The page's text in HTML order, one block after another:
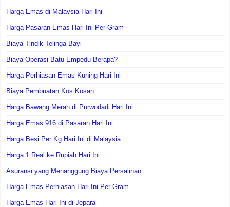
Harga Emas di Malaysia Hari Ini
Harga Pasaran Emas Hari Ini Per Gram
Biaya Tindik Telinga Bayi
Biaya Operasi Batu Empedu Berapa?
Harga Perhiasan Emas Kuning Hari Ini
Biaya Pembuatan Kos Kosan
Harga Bawang Merah di Purwodadi Hari Ini
Harga Emas 916 di Pasaran Hari Ini
Harga Besi Per Kg Hari Ini di Malaysia
Harga 1 Real ke Rupiah Hari Ini
Asuransi yang Menanggung Biaya Persalinan
Harga Emas Perhiasan Hari Ini Per Gram
Harga Emas Hari Ini di Jepara